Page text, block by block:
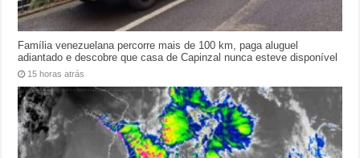
Família venezuelana percorre mais de 100 km, paga aluguel
adiantado e descobre que casa de Capinzal nunca esteve disponível
15 horas atrás